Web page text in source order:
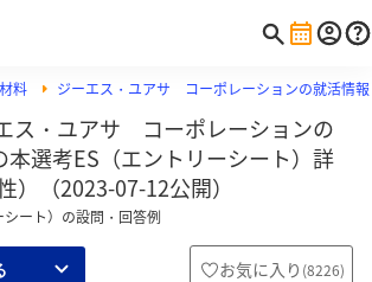
料 ジーエス・ユアサ コーポレーションの就活情報
ス・ユアサ コーポレーションの
選考ES（エントリーシート）詳
）（2023-07-12公開）
ート）の設問・回答例
お気に入り (8226)